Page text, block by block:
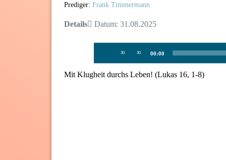
Prediger: Frank Timmermann
Details Datum: 31.08.2025
30 30 00:00
Mit Klugheit durchs Leben! (Lukas 16, 1-8)